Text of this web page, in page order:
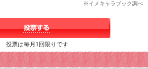
※イメキャラブック調べ
投票は毎月1回限りです